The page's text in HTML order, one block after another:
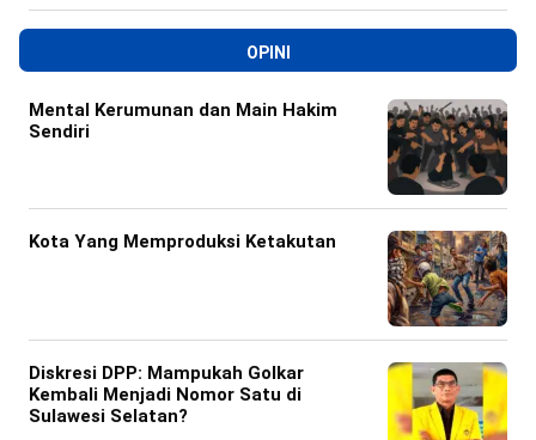
OPINI
Mental Kerumunan dan Main Hakim
Sendiri
Kota Yang Memproduksi Ketakutan
Diskresi DPP: Mampukah Golkar
Kembali Menjadi Nomor Satu di
Sulawesi Selatan?